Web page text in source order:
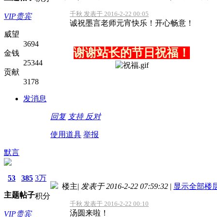
VIP贵宾
威望
3694
金钱
25344
贡献
3178
发消息
千秋 发表于 2016-2-22 00:05
诚祝墨言老师元宵快乐！开心畅意！
谢谢站长的节日祝福！
回复 支持 反对
使用道具 举报
默言
53
主题
385
帖子
3万
积分
VIP贵宾
楼主| 发表于 2016-2-22 07:59:32 | 显示全部楼
千秋 发表于 2016-2-22 00:10
汤圆来啦！